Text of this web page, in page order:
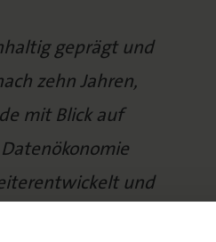
geprägt und
zehn Jahren,
mit Blick auf
und